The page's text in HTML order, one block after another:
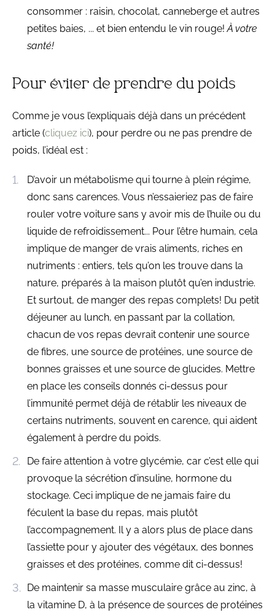
consommer : raisin, chocolat, canneberge et autres
petites baies, ... et bien entendu le vin rouge!À votre
santé!
Pour éviter de prendre du poids
Comme je vous l’expliquais déjà dans un précédent
article (cliquez ici), pour perdre ou ne pas prendre de
poids, l’idéal est :
D’avoir un métabolisme qui tourne à plein régime,
donc sans carences. Vous n’essaieriez pas de faire
rouler votre voiture sans y avoir mis de l’huile ou du
liquide de refroidissement... Pour l’être humain, cela
implique de manger de vrais aliments, riches en
nutriments : entiers, tels qu’on les trouve dans la
nature, préparés à la maison plutôt qu’en industrie.
Et surtout, de manger des repas complets! Du petit
déjeuner au lunch, en passant par la collation,
chacun de vos repas devrait contenir une source
de fibres, une source de protéines, une source de
bonnes graisses et une source de glucides. Mettre
en place les conseils donnés ci-dessus pour
l’immunité permet déjà de rétablir les niveaux de
certains nutriments, souvent en carence, qui aident
également à perdre du poids.
De faire attention à votre glycémie, car c’est elle qui
provoque la sécrétion d’insuline, hormone du
stockage. Ceci implique de ne jamais faire du
féculent la base du repas, mais plutôt
l’accompagnement. Il y a alors plus de place dans
l’assiette pour y ajouter des végétaux, des bonnes
graisses et des protéines, comme dit ci-dessus!
De maintenir sa masse musculaire grâce au zinc, à
la vitamine D, à la présence de sources de protéines